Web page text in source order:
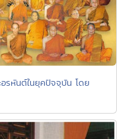
รหันต์ในยุคปัจจุบัน โดย